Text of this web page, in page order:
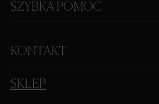
SZYBKA POMOC
KONTAKT
SKLEP